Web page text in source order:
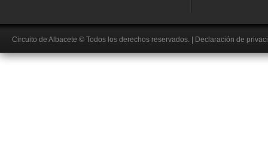
Circuito de Albacete © Todos los derechos reservados. Declaración de